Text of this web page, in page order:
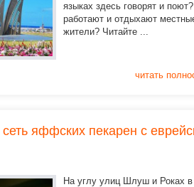
языках здесь говорят и
работают и отдыхают
жители? Читайте ...
читать
яффских пекарен с
На углу улиц Шлуш и Роках в